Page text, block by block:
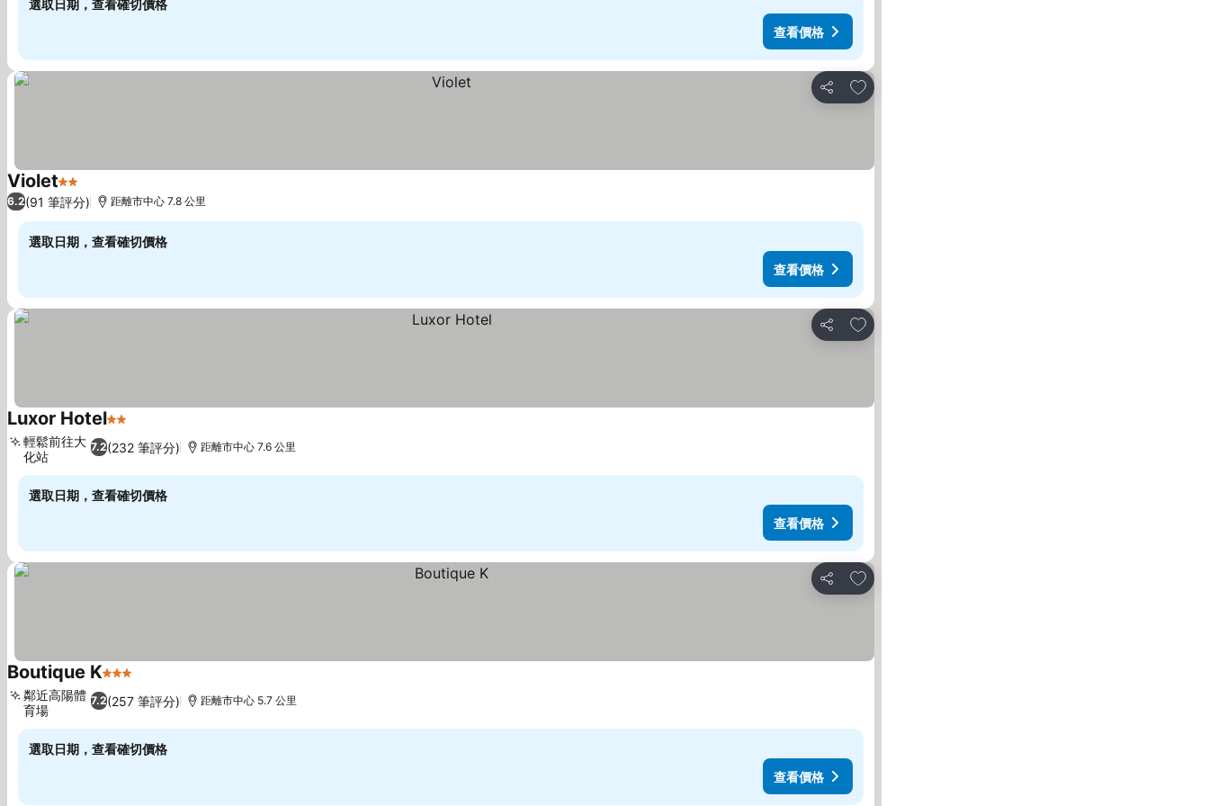
選取日期，查看確切價格
查看價格
分享
放到收藏夾
Violet2 星級查看價格
6.2(91 筆評分) 距離市中心 7.8 公里
選取日期，查看確切價格
查看價格
分享
放到收藏夾
Luxor Hotel2 星級
7.2(232 筆評分)
輕鬆前往大
化站
距離市中心 7.6 公里
選取日期，查看確切價格
查看價格
分享
放到收藏夾
Boutique K3 星級
7.2(257 筆評分)
鄰近高陽體
育場
距離市中心 5.7 公里
選取日期，查看確切價格
查看價格